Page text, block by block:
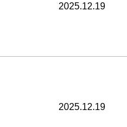
2025.12.19
2025.12.19